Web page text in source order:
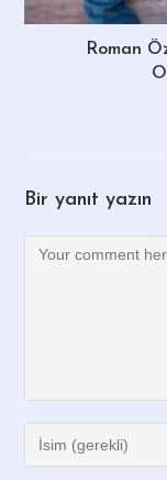
Roman
Bir yanıt yazın
Comment
Enter
your